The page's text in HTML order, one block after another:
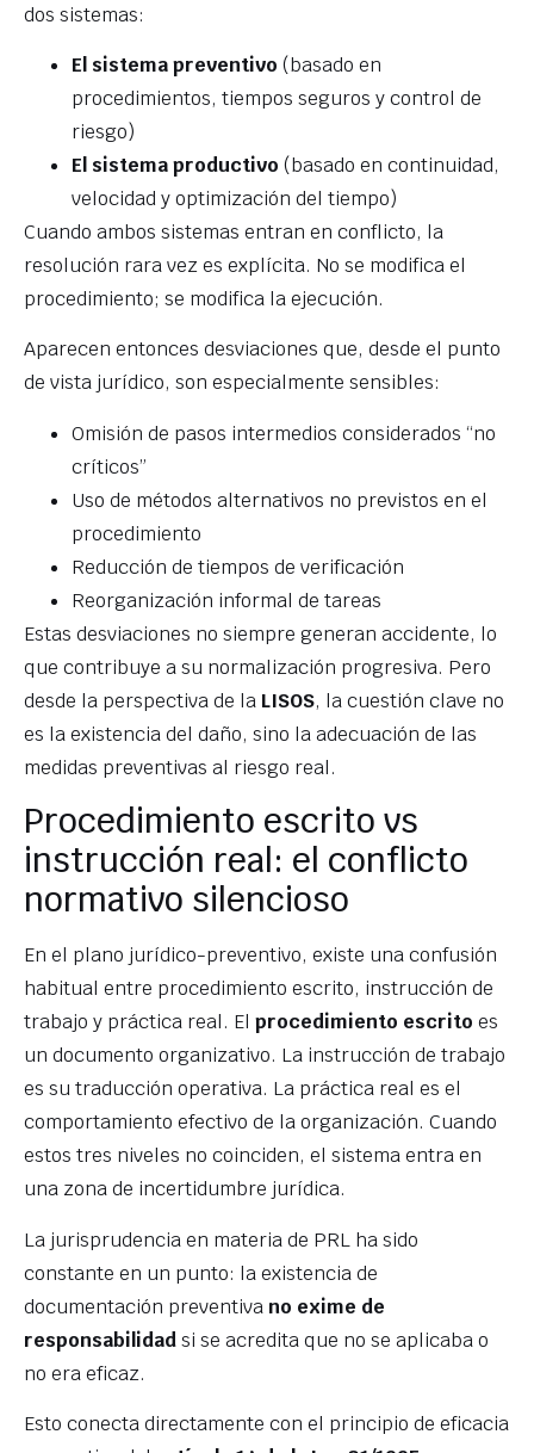
dos sistemas:
El sistema preventivo (basado en
procedimientos, tiempos seguros y control de
riesgo)
El sistema productivo (basado en continuidad,
velocidad y optimización del tiempo)
Cuando ambos sistemas entran en conflicto, la
resolución rara vez es explícita. No se modifica el
procedimiento; se modifica la ejecución.
Aparecen entonces desviaciones que, desde el punto
de vista jurídico, son especialmente sensibles:
Omisión de pasos intermedios considerados “no
críticos”
Uso de métodos alternativos no previstos en el
procedimiento
Reducción de tiempos de verificación
Reorganización informal de tareas
Estas desviaciones no siempre generan accidente, lo
que contribuye a su normalización progresiva. Pero
desde la perspectiva de la LISOS, la cuestión clave no
es la existencia del daño, sino la adecuación de las
medidas preventivas al riesgo real.
Procedimiento escrito vs
instrucción real: el conflicto
normativo silencioso
En el plano jurídico-preventivo, existe una confusión
habitual entre procedimiento escrito, instrucción de
trabajo y práctica real. El procedimiento escrito es
un documento organizativo. La instrucción de trabajo
es su traducción operativa. La práctica real es el
comportamiento efectivo de la organización. Cuando
estos tres niveles no coinciden, el sistema entra en
una zona de incertidumbre jurídica.
La jurisprudencia en materia de PRL ha sido
constante en un punto: la existencia de
documentación preventiva no exime de
responsabilidadsi se acredita que no se aplicaba o
no era eficaz.
Esto conecta directamente con el principio de eficacia